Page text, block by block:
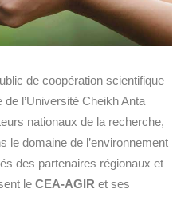
de coopération scientifique
l’Université Cheikh Anta
nationaux de la recherche,
le domaine de l’environnement
des partenaires régionaux et
le CEA-AGIRet ses